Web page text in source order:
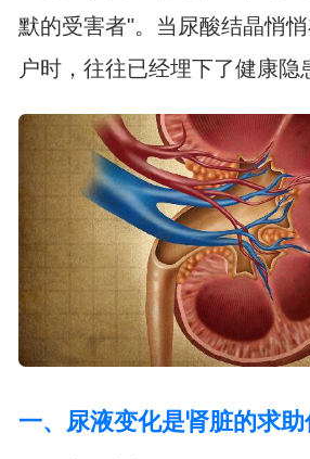
默的受害者"。当尿酸结晶悄
户时，往往已经埋下了健康隐
一、尿液变化是肾脏的求助